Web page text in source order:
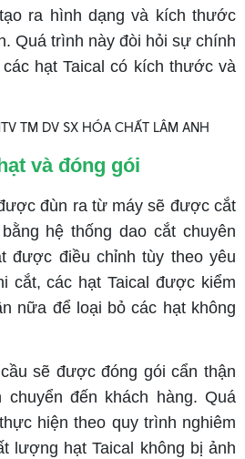
ra hình dạng và kích thước
Quá trình này đòi hỏi sự chính
hạt Taical có kích thước và
và đóng gói
đùn ra từ máy sẽ được cắt
hệ thống dao cắt chuyên
được điều chỉnh tùy theo yêu
cắt, các hạt Taical được kiểm
nữa để loại bỏ các hạt không
sẽ được đóng gói cẩn thận
đến khách hàng. Quá
hiện theo quy trình nghiêm
lượng hạt Taical không bị ảnh